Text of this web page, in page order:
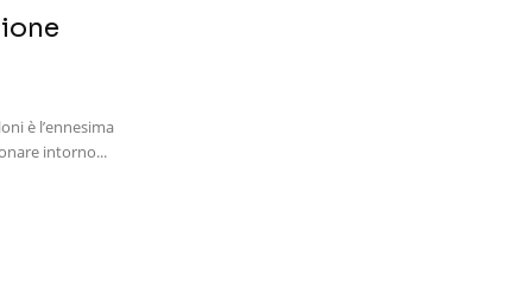
è l’ennesima
intorno...